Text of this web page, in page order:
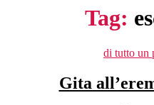
Tag:
di tutto un
Gita